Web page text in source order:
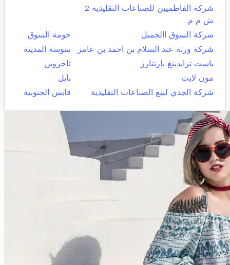
شركة الفاطميين للصناعات التقليدية 2
ش م م
شركة السوق االجميل
حومة السوق
شركة ورثة عبد السلام بن احمد بن عامر
سوسة المدينة
باست ترايدينغ بارتنارز
تاجروين
مون لايت
نابل
شركة الجدي لبيع الصناعات التقليدية
قابس الجنوبية